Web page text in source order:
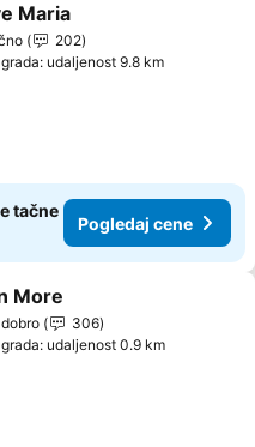
u favorite
Maria
202
udaljenost 9.8 km
tačne
Pogledaj cene
u favorite
More
306
udaljenost 0.9 km